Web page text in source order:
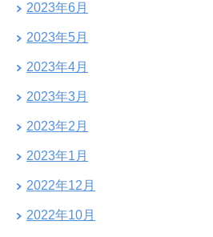
2023年6月
2023年5月
2023年4月
2023年3月
2023年2月
2023年1月
2022年12月
2022年10月